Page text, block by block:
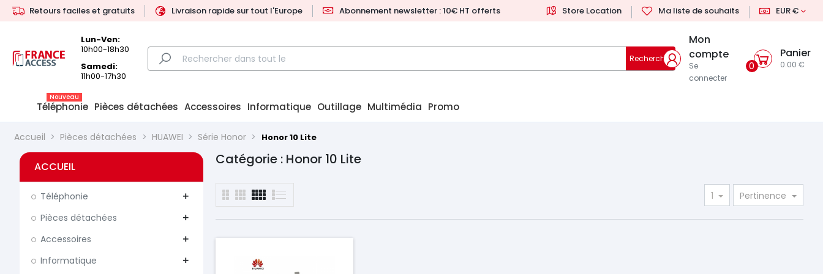
Retours faciles et gratuits Livraison rapide sur tout l'Europe Abonnement newsletter : 10€ HT offerts Store Location Ma liste de souhaits EUR €
Lun-Ven:
10h00-18h30
Samedi:
11h00-17h30
Rechercher
Mon
compte
Se
connecter
0
Panier
0.00 €
Téléphonie
Nouveau
Pièces détachées Accessoires Informatique Outillage Multimédia Promo
Accueil Pièces détachées HUAWEI Série Honor Honor 10 Lite
ACCUEIL
Téléphonie add
Pièces détachées add
Accessoires add
Informatique add
Catégorie : Honor 10 Lite
1 Pertinence